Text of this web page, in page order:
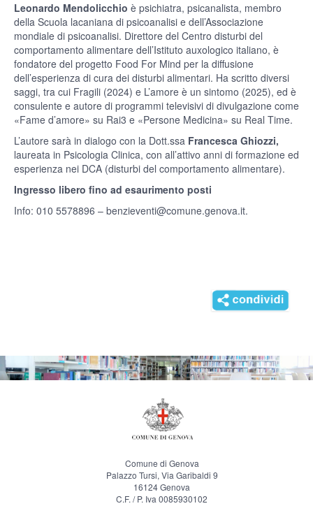
Leonardo Mendolicchio è psichiatra, psicanalista, membro
della Scuola lacaniana di psicoanalisi e dell’Associazione
mondiale di psicoanalisi. Direttore del Centro disturbi del
comportamento alimentare dell’Istituto auxologico italiano, è
fondatore del progetto Food For Mind per la diffusione
dell’esperienza di cura dei disturbi alimentari. Ha scritto diversi
saggi, tra cui Fragili (2024) e L’amore è un sintomo (2025), ed è
consulente e autore di programmi televisivi di divulgazione come
«Fame d’amore» su Rai3 e «Persone Medicina» su Real Time.
L’autore sarà in dialogo con la Dott.ssa Francesca Ghiozzi,
laureata in Psicologia Clinica, con all’attivo anni di formazione ed
esperienza nei DCA (disturbi del comportamento alimentare).
Ingresso libero fino ad esaurimento posti
Info: 010 5578896 – benzieventi@comune.genova.it.
Comune di Genova
Palazzo Tursi, Via Garibaldi 9
16124 Genova
C.F. / P. Iva 0085930102